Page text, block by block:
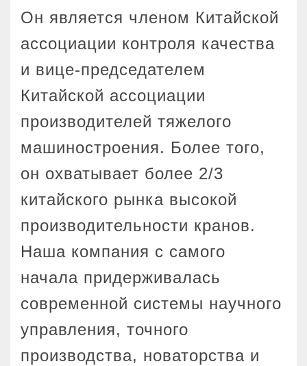
Он является членом Китайской
ассоциации контроля качества
и вице-председателем
Китайской ассоциации
производителей тяжелого
машиностроения. Более того,
он охватывает более 2/3
китайского рынка высокой
производительности кранов.
Наша компания с самого
начала придерживалась
современной системы научного
управления, точного
производства, новаторства и